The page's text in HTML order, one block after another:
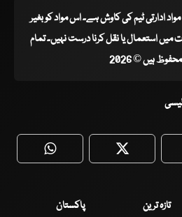
مواد ادارتی ٹیم کی کاوش ہے۔ اس مواد کو بغیر
استعمال یا نقل کرنا درست نہیں۔ تمام
ہیں © 2026
WhatsApp Twitter
تازہ ترین
پاکستان